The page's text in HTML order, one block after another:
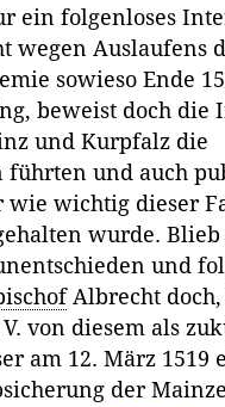
ein folgenloses
wegen Auslaufens
sowieso Ende
beweist doch die
und Kurpfalz die
führten und auch
wie wichtig dieser
wurde.
und
Albrecht
von diesem als
am 12. März 1519
der